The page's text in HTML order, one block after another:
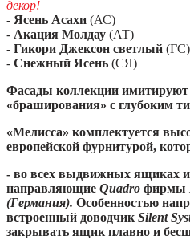
декор!
- Ясень Асахи (АС)
- Акация Молдау (АТ)
- Гикори Джексон светлый (ГС)
- Снежный Ясень (СЯ)
Фасады коллекции имитируют
«браширования» с глубоким
«Мелисса» комплектуется
европейской фурнитурой,
- во всех выдвижных ящиках
направляющие Quadro фирмы
(Германия). Особенностью
встроенный доводчик Silent
закрывать ящик плавно и